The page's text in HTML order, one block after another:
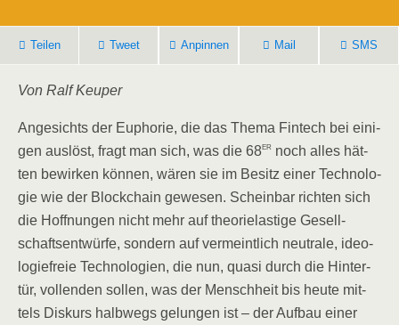
Tei­len Tweet Anpin­nen Mail SMS
Von Ralf Keuper
Ange­sichts der Eupho­rie, die das The­ma Fin­tech bei eini­
gen aus­löst, fragt man sich, was die 68er noch alles hät­
ten bewir­ken kön­nen, wären sie im Besitz einer Tech­no­lo­
gie wie der Block­chain gewe­sen. Schein­bar rich­ten sich
die Hoff­nun­gen nicht mehr auf theo­rie­las­ti­ge Gesell­
schafts­ent­wür­fe, son­dern auf ver­meint­lich neu­tra­le, ideo­
lo­gie­freie Tech­no­lo­gien, die nun, qua­si durch die Hin­ter­
tür, voll­enden sol­len, was der Mensch­heit bis heu­te mit­
tels Dis­kurs halb­wegs gelun­gen ist – der Auf­bau einer